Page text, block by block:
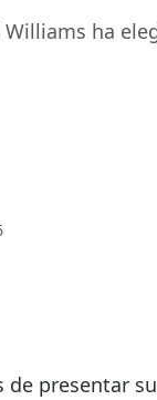
Williams ha
de presentar su